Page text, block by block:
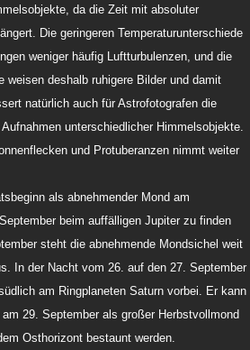
da die Zeit mit absoluter
Die geringeren Temperaturunterschiede
weniger häufig Luftturbulenzen, und die
weisen deshalb ruhigere Bilder und damit
natürlich auch für Astrofotografen die
unterschiedlicher Himmelsobjekte.
und Protuberanzen nimmt weiter
als abnehmender Mond am
beim auffälligen Jupiter zu finden
steht die abnehmende Mondsichel weit
In der Nacht vom 26. auf den 27. September
am Ringplaneten Saturn vorbei. Er kann
29. September als großer Herbstvollmond
Osthorizont bestaunt werden.